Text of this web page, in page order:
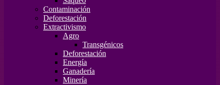
Contaminación
Deforestación
Extractivismo
Agro
Transgénicos
Deforestación
Energía
Ganadería
Minería